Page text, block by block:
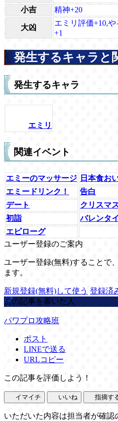
小吉
精神+20
大凶
エミリ評価+10,や
+1
発生するキャラと
発生するキャラ
エミリ
関連イベント
エミーのマッサージ 日本食お
エミードリンク！
告白
デート
クリスマ
初詣
バレンタ
エピローグ
ユーザー登録のご案内
ユーザー登録(無料)することで
ます。
新規登録(無料)して使う 登録済
この記事を書いた人
パワプロ攻略班
ポスト
LINEで送る
URLコピー
この記事を評価しよう！
イマイチ いいね 指摘す
いただいた内容は担当者が確認